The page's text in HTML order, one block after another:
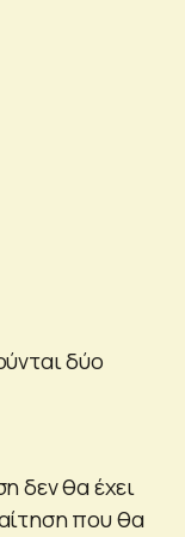
δύο
δεν θα έχει
που θα